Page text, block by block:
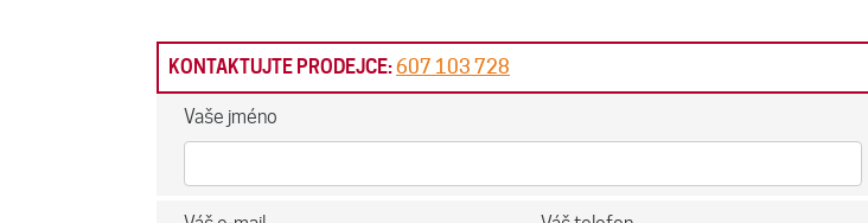
KONTAKTUJTE PRODEJCE:607 103 728
Vaše jméno